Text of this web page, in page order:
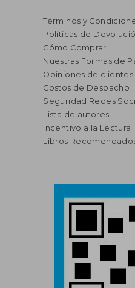
Términos y
Políticas de
Cómo Comprar
Nuestras Formas de
Opiniones de clientes
Costos de Despacho
Seguridad Redes
Lista de autores
Incentivo a la Lectura
Libros